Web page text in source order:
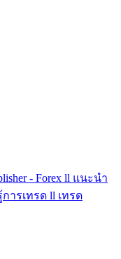
- Forex ll แนะนำ
ารเทรด ll เทรด